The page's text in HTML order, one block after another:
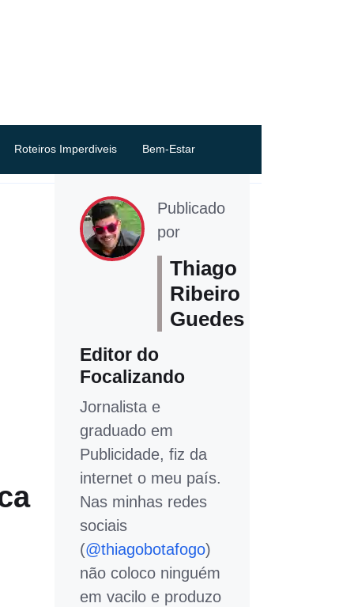
Roteiros Imperdiveis Bem-Estar
Publicado
por
Thiago
Ribeiro
Guedes
Editor do
Focalizando
Jornalista e
graduado em
Publicidade, fiz da
internet o meu país.
Nas minhas redes
sociais
(@thiagobotafogo)
não coloco ninguém
em vacilo e produzo